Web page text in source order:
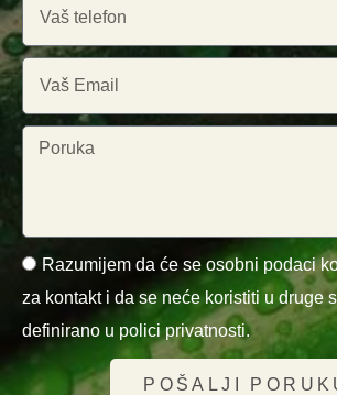
Razumijem da će se osobni podaci
za kontakt i da se neće koristiti u druge
definirano u polici privatnosti.
POŠALJI